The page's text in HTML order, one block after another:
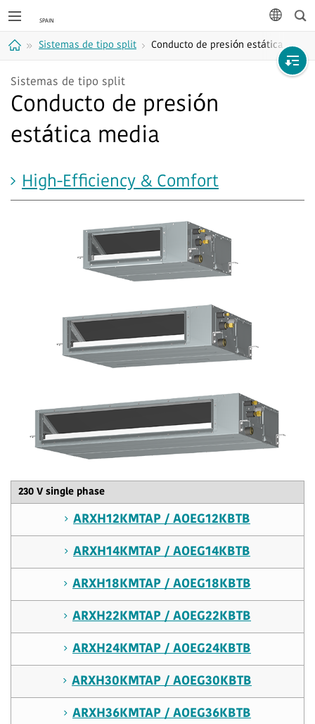
Sistemas de tipo split Conducto de presión estática media
Sistemas de tipo split
Conducto de presión
estática media
High-Efficiency & Comfort
230 V single phase
ARXH12KMTAP / AOEG12KBTB
ARXH14KMTAP / AOEG14KBTB
ARXH18KMTAP / AOEG18KBTB
ARXH22KMTAP / AOEG22KBTB
ARXH24KMTAP / AOEG24KBTB
ARXH30KMTAP / AOEG30KBTB
ARXH36KMTAP / AOEG36KBTB